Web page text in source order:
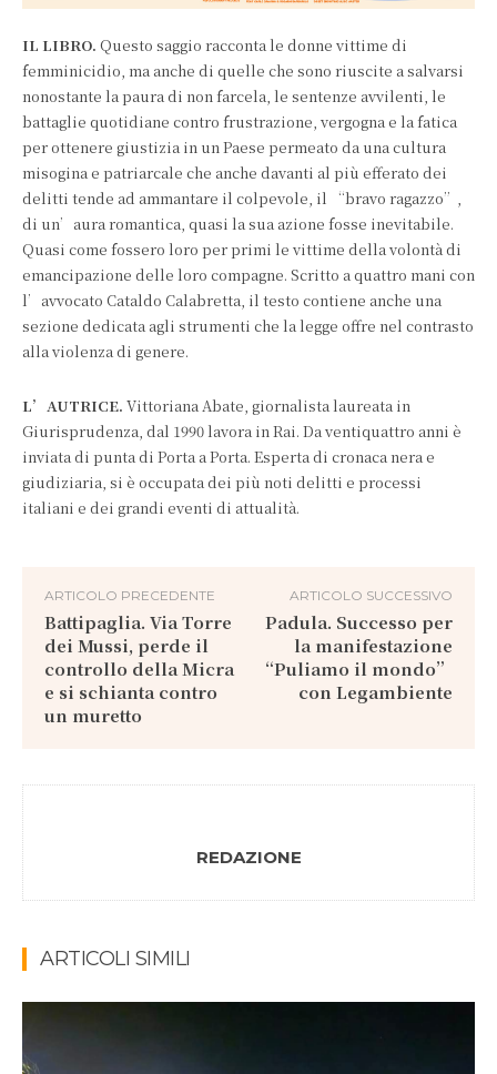
IL LIBRO. Questo saggio racconta le donne vittime di
femminicidio, ma anche di quelle che sono riuscite a salvarsi
nonostante la paura di non farcela, le sentenze avvilenti, le
battaglie quotidiane contro frustrazione, vergogna e la fatica
per ottenere giustizia in un Paese permeato da una cultura
misogina e patriarcale che anche davanti al più efferato dei
delitti tende ad ammantare il colpevole, il “bravo ragazzo”,
di un’aura romantica, quasi la sua azione fosse inevitabile.
Quasi come fossero loro per primi le vittime della volontà di
emancipazione delle loro compagne. Scritto a quattro mani con
l’avvocato Cataldo Calabretta, il testo contiene anche una
sezione dedicata agli strumenti che la legge offre nel contrasto
alla violenza di genere.
L’AUTRICE. Vittoriana Abate, giornalista laureata in
Giurisprudenza, dal 1990 lavora in Rai. Da ventiquattro anni è
inviata di punta di Porta a Porta. Esperta di cronaca nera e
giudiziaria, si è occupata dei più noti delitti e processi
italiani e dei grandi eventi di attualità.
ARTICOLO PRECEDENTE
Battipaglia. Via Torre
dei Mussi, perde il
controllo della Micra
e si schianta contro
un muretto
ARTICOLO SUCCESSIVO
Padula. Successo per
la manifestazione
“Puliamo il mondo”
con Legambiente
REDAZIONE
ARTICOLI SIMILI